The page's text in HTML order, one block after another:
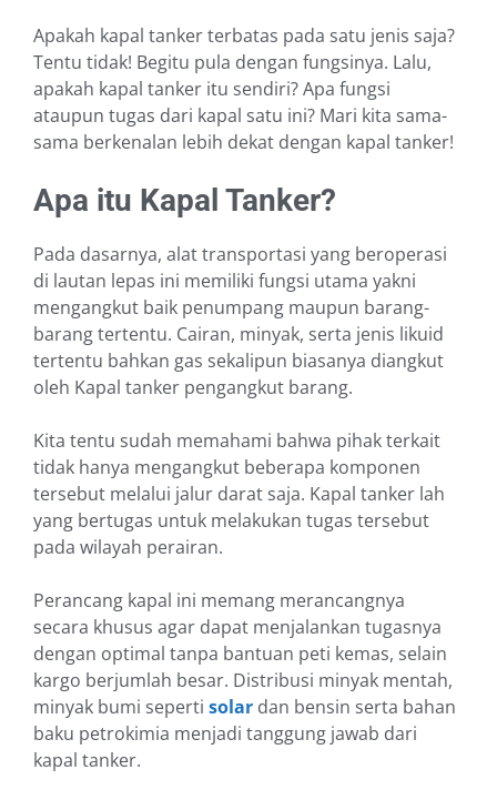
Apakah kapal tanker terbatas pada satu jenis saja?
Tentu tidak! Begitu pula dengan fungsinya. Lalu,
apakah kapal tanker itu sendiri? Apa fungsi
ataupun tugas dari kapal satu ini? Mari kita sama-
sama berkenalan lebih dekat dengan kapal tanker!
Apa itu Kapal Tanker?
Pada dasarnya, alat transportasi yang beroperasi
di lautan lepas ini memiliki fungsi utama yakni
mengangkut baik penumpang maupun barang-
barang tertentu. Cairan, minyak, serta jenis likuid
tertentu bahkan gas sekalipun biasanya diangkut
oleh Kapal tanker pengangkut barang.
Kita tentu sudah memahami bahwa pihak terkait
tidak hanya mengangkut beberapa komponen
tersebut melalui jalur darat saja. Kapal tanker lah
yang bertugas untuk melakukan tugas tersebut
pada wilayah perairan.
Perancang kapal ini memang merancangnya
secara khusus agar dapat menjalankan tugasnya
dengan optimal tanpa bantuan peti kemas, selain
kargo berjumlah besar. Distribusi minyak mentah,
minyak bumi seperti solar dan bensin serta bahan
baku petrokimia menjadi tanggung jawab dari
kapal tanker.